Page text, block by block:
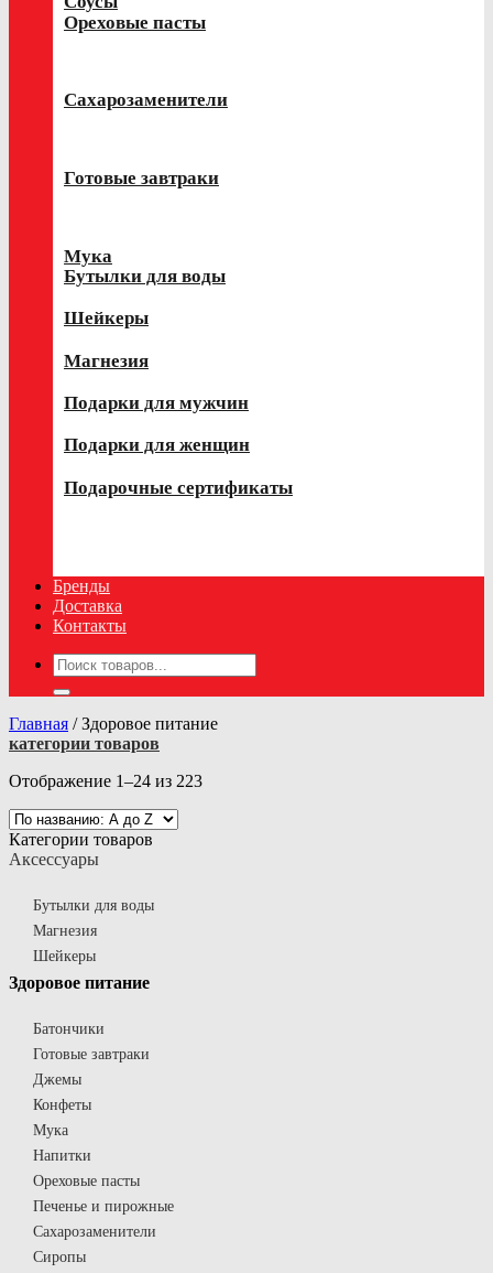
Ореховые пасты
Сахарозаменители
Готовые завтраки
Мука
Бутылки для воды
Шейкеры
Магнезия
Подарки для мужчин
Подарки для женщин
Подарочные сертификаты
Бренды
Доставка
Контакты
Искать:
Главная /Здоровое питание
категории товаров
Отображение 1–24 из 223
Категории товаров
Аксессуары
Бутылки для воды
Магнезия
Шейкеры
Здоровое питание
Батончики
Готовые завтраки
Джемы
Конфеты
Мука
Напитки
Ореховые пасты
Печенье и пирожные
Сахарозаменители
Сиропы